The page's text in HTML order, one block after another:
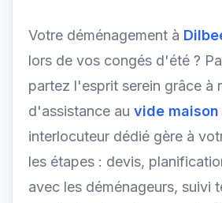
Votre déménagement à
lors de vos congés d'été ?
partez l'esprit serein grâce à
d'assistance au vide maison
interlocuteur dédié gère à
les étapes : devis,
avec les déménageurs, suivi